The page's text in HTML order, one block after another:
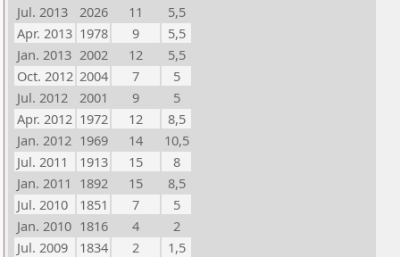
Jul. 2013
2026 11
5,5
Apr. 2013 1978 9
5,5
Jan. 2013 2002 12
5,5
Oct. 2012 2004 7
5
Jul. 2012
2001 9
5
Apr. 2012 1972 12
8,5
Jan. 2012 1969 14
10,5
Jul. 2011
1913 15
8
Jan. 2011 1892 15
8,5
Jul. 2010
1851 7
5
Jan. 2010 1816 4
2
Jul. 2009
1834 2
1,5